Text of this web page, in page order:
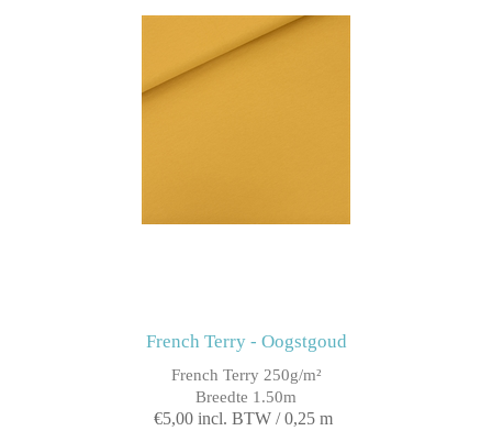
French Terry - Oogstgoud
French Terry 250g/m²
Breedte 1.50m
€5,00 incl. BTW / 0,25 m